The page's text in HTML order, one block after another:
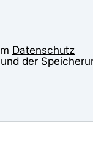
Datenschutz
der